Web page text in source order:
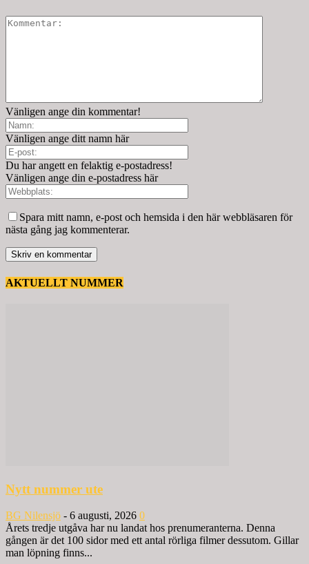
Vänligen ange din kommentar!
Vänligen ange ditt namn här
Du har angett en felaktig e-postadress!
Vänligen ange din e-postadress här
Spara mitt namn, e-post och hemsida i den här webbläsaren för
nästa gång jag kommenterar.
AKTUELLT NUMMER
Nytt nummer ute
BG Nilensjö - 6 augusti, 2026 0
Årets tredje utgåva har nu landat hos prenumeranterna. Denna
gången är det 100 sidor med ett antal rörliga filmer dessutom. Gillar
man löpning finns...